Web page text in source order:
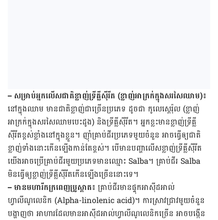
– សម្រាប់​អ្នក​លើស​ជាតិ​ខ្លាញ់​ទ្រីគ្លីស៊ីរីត (ខ្លាញ់​អាក្រក់​ក្នុង​សរសៃ​ឈាម)៖
នៅ​ក្នុង​ឈាម មាន​ជាតិ​ខ្លាញ់​ជា​ច្រើន​ប្រភេទ ដូចជា កូលេស្ដេរ៉ុល (ខ្លាញ់​
អាក្រក់​ក្នុង​សរសៃ​ឈាម​បេះដូង) និង​ទ្រីគ្លីស៊ីរីត។ អ្នក​ខ្លះ​មាន​ខ្លាញ់​ទ្រីគ្លី
ស៊ីរីត​ខ្ពស់​ខ្លាំង​នៅ​ក្នុង​ខ្លួន។ ញ៉ាំ​គ្រាប់​ជីរ​ប្រភេទ​មួយ​ចំនួន អាច​ធ្វើ​ឲ្យ​ជាតិ​
ខ្លាញ់​ទាំង​នោះ​កើន​ឡើង​កាន់​តែ​ខ្ពស់។ បើ​មាន​បញ្ហា​លើស​ខ្លាញ់​ទ្រីគ្លីស៊ីរីត
យើង​អាច​ប្រើ​គ្រាប់​ជីរ​មួយ​ប្រភេទ​មាន​ឈ្មោះ Salba។ គ្រាប់​ជីរ Salba
មិន​ធ្វើ​ឲ្យ​ខ្លាញ់​ទ្រីគ្លីស៊ីរីត​កើន​ឡើង​ច្រើន​នោះ​ទេ។
– មាន​មហារីក​ក្រពេញ​ប្រូស្តាត៖ គ្រាប់​ជីរ​មាន​ផ្ទុក​អាស៊ីដ​អាល់
ហ្វាលីណូលេនិក (Alpha-linolenic acid)។ ការ​ស្រាវជ្រាវ​មួយ​ចំនួន​
បង្ហាញ​ថា អាហារ​ដែល​មាន​អាស៊ីដ​អាល់ហ្វាលីណូលេនិក​ច្រើន អាច​បង្កើន​